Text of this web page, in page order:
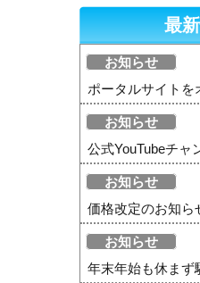
最
お知らせ
ポータルサイトを
お知らせ
公式YouTubeチャ
お知らせ
価格改定のお知ら
お知らせ
年末年始も休まず